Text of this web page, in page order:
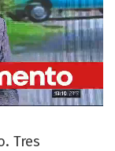
Tres